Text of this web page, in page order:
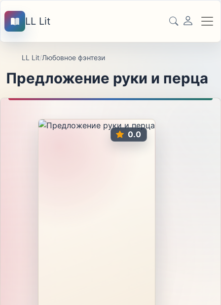
LL Lit
LL Lit/Любовное фэнтези
Предложение руки и перца
0.0